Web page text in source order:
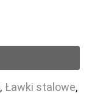
, Ławki stalowe,